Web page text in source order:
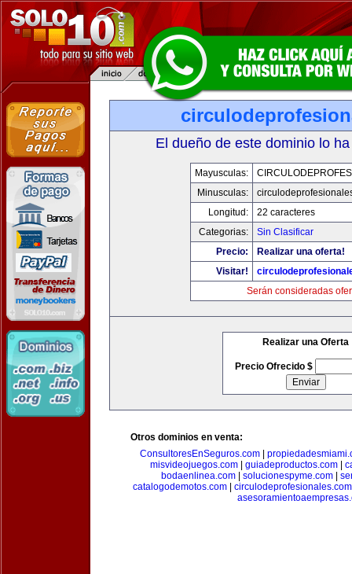
El dueño de este dominio lo
Mayusculas:
Minusculas:
Longitud:
22 caracteres
Categorias:
Sin Clasificar
Precio:
Realizar una oferta!
Visitar!
Serán consideradas
Realizar una Oferta
Precio Ofrecido $
Otros dominios en venta:
ConsultoresEnSeguros.com
misvideojuegos.com
guiadeproductos.com
bodaenlinea.com
solucionespyme.com
catalogodemotos.com
circulodeprofesionales.com